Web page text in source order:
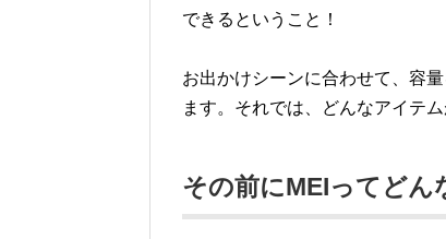
できるということ！
お出かけシーンに合わせて、容
ます。それでは、どんなアイテ
その前にMEIってどん